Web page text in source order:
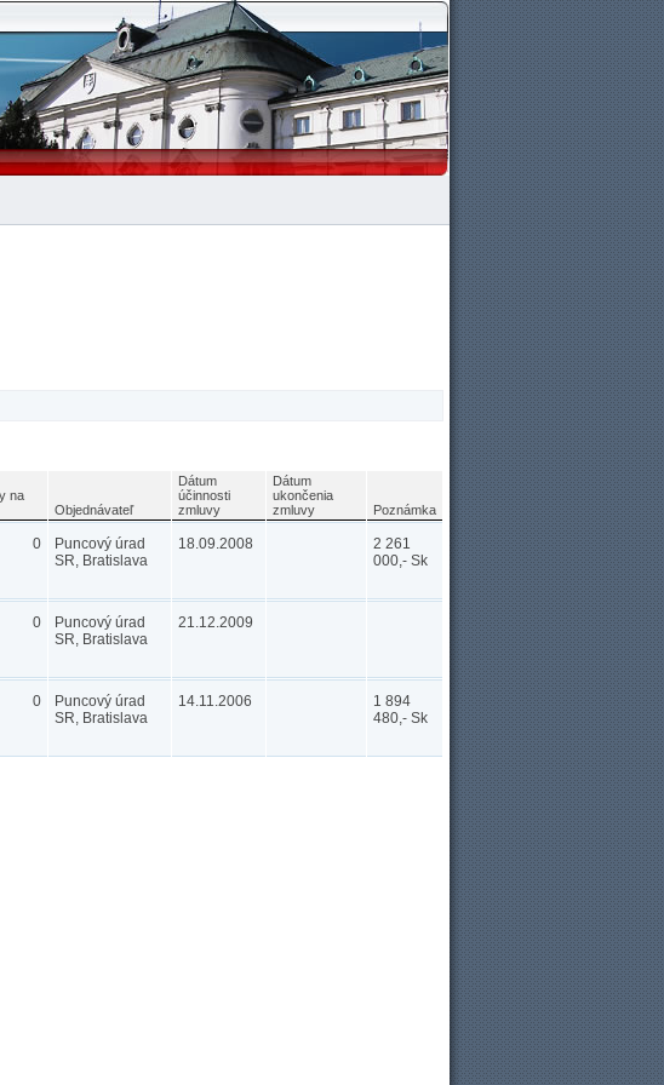
na
Objednávateľ
Dátum
účinnosti
zmluvy
Dátum
ukončenia
zmluvy
Poznámka
0
Puncový úrad
SR, Bratislava
18.09.2008
2 261
000,- Sk
0
Puncový úrad
SR, Bratislava
21.12.2009
0
Puncový úrad
SR, Bratislava
14.11.2006
1 894
480,- Sk